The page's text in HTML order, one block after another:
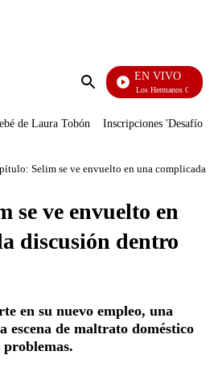
Enviar
EN VIVO
Cuentos De Los Hermanos Grimm
de Laura Tobón Inscripciones 'Desafío'
Selim se ve envuelto en una complicada
se ve envuelto en
discusión dentro
en su nuevo empleo, una
escena de maltrato doméstico
problemas.